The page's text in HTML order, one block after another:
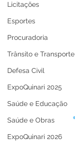
Licitações
Esportes
Procuradoria
Trânsito e Transporte
Defesa Civil
ExpoQuinari 2025
Saúde e Educação
Saúde e Obras
ExpoQuinari 2026